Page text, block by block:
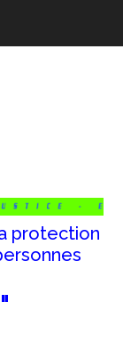
protection